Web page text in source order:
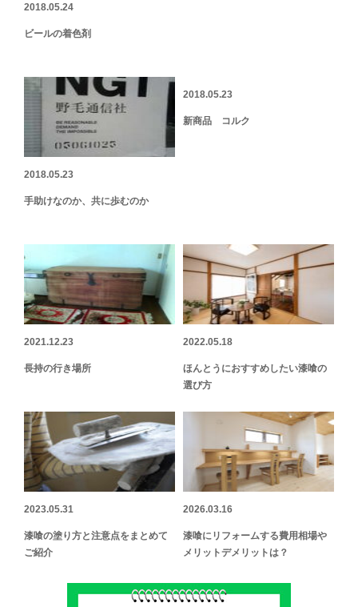
2018.05.24
ビールの着色剤
2018.05.23
手助けなのか、共に歩むのか
2018.05.23
新商品 コルク
2021.12.23
長持の行き場所
2022.05.18
ほんとうにおすすめしたい漆喰の
選び方
2023.05.31
漆喰の塗り方と注意点をまとめて
ご紹介
2026.03.16
漆喰にリフォームする費用相場や
メリットデメリットは？